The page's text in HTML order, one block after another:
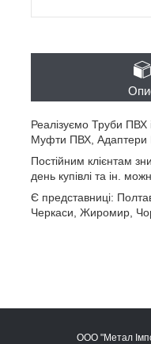
Реалізуємо Труби ПВХ
Муфти ПВХ, Адаптери
Постійним клієнтам
день купівлі та ін.
Є представниці:
Черкаси, Жиромир,